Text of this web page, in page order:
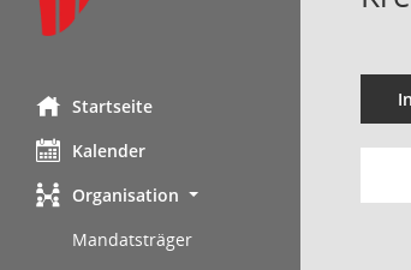
Startseite
Kalender
Organisation
Mandatsträger